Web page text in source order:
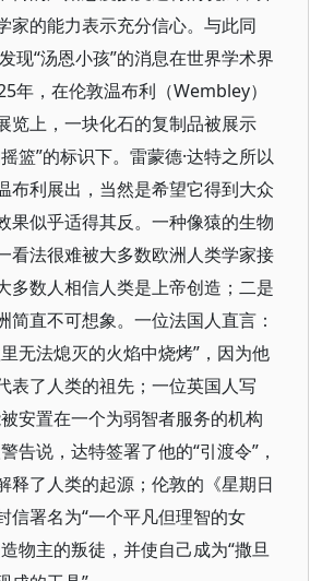
家的能力表示充分信心。与此同
现“汤恩小孩”的消息在世界学术界
年，在伦敦温布利（Wembley）
览上，一块化石的复制品被展示
篮”的标识下。雷蒙德·达特之所以
布利展出，当然是希望它得到大众
果似乎适得其反。一种像猿的生物
看法很难被大多数欧洲人类学家接
多数人相信人类是上帝创造；二是
简直不可想象。一位法国人直言：
无法熄灭的火焰中烧烤”，因为他
表了人类的祖先；一位英国人写
安置在一个为弱智者服务的机构
告说，达特签署了他的“引渡令”，
释了人类的起源；伦敦的《星期日
信署名为“一个平凡但理智的女
物主的叛徒，并使自己成为“撒旦